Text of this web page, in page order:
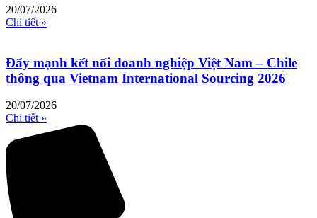
20/07/2026
Chi tiết »
Đẩy mạnh kết nối doanh nghiệp Việt Nam – Chile
thông qua Vietnam International Sourcing 2026
20/07/2026
Chi tiết »